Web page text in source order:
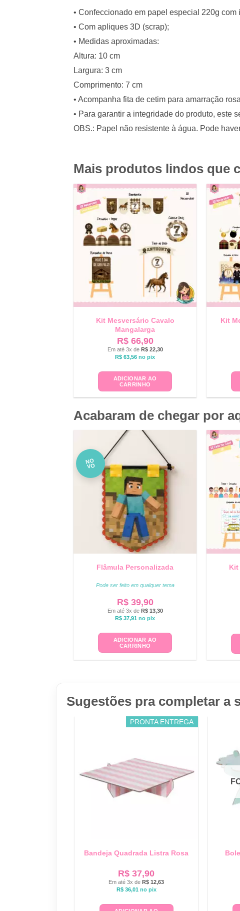
• Confeccionado em papel especial 220g
• Com apliques 3D (scrap);
• Medidas aproximadas:
Altura: 10 cm
Largura: 3 cm
Comprimento: 7 cm
• Acompanha fita de cetim para amarração
• Para garantir a integridade do produto, este
OBS.: Papel não resistente à água. Pode
Mais produtos lindos que
Kit Mesversário Cavalo
Mangalarga
R$66,90
Em até 3x de R$22,30
R$ 63,56 no pix
ADICIONAR AO
CARRINHO
Kit
Acabaram de chegar por
NO
VO
Flâmula Personalizada
Pode ser feito em qualquer tema
R$39,90
Em até 3x de R$13,30
R$ 37,91 no pix
ADICIONAR AO
CARRINHO
Kit
Sugestões pra completar a
PRONTA ENTREGA
Bandeja Quadrada Listra Rosa
R$ 37,90
Em até 3x deR$ 12,63
R$36,01 no pix